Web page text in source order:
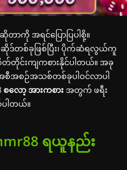
ကို အရင်ပြောပြပါစို့။
ဒ်တစ်ခုဖြစ်ပြီး၊ ပိုက်ဆံရလွယ်ကူ
တ်တိုင်းကျကစားနိုင်ပါတယ်။ အခု
စီအစဉ်အသစ်တစ်ခုပါဝင်လာပါ
စလော့ အားကစား အတွက် ဖရီး
ပါတယ်။
ရယူနည်း